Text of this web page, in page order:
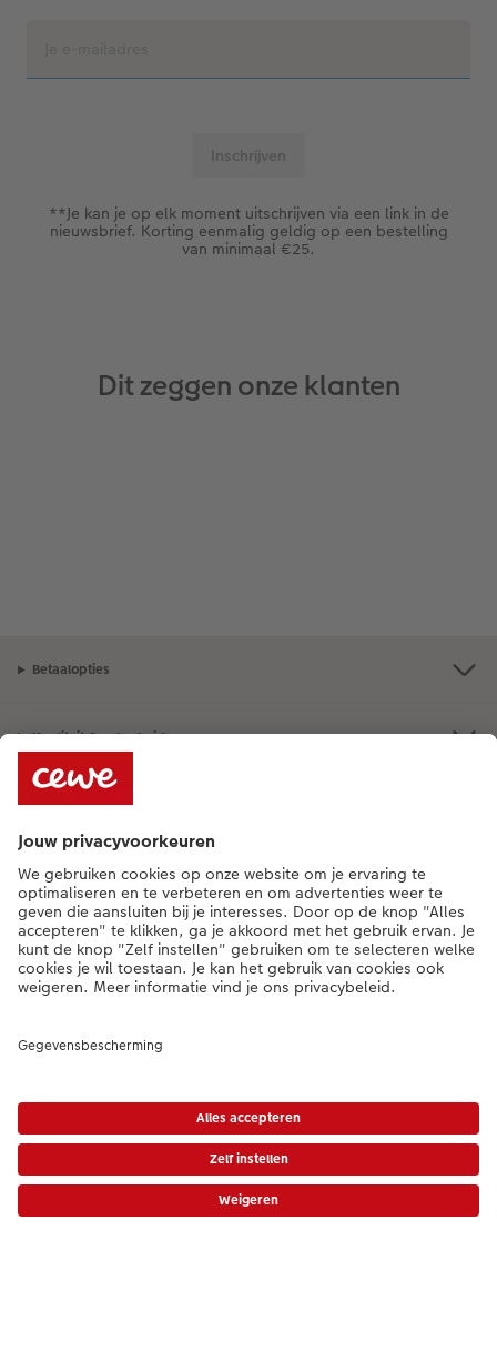
**Je kan je op elk moment uitschrijven via een link in de
nieuwsbrief. Korting eenmalig geldig op een bestelling
van minimaal €25.
Dit zeggen onze klanten
Betaalopties
Kwaliteit & zekerheid
Duurzaamheid
Service
Algemeen
Als je een vraag hebt over een product of bestelling, bel ons dan gerust:
[ma - vr 9:00 tot 20:00 u | za 9:00 tot 17:00 u | zo 12:00 tot
16:00 u]